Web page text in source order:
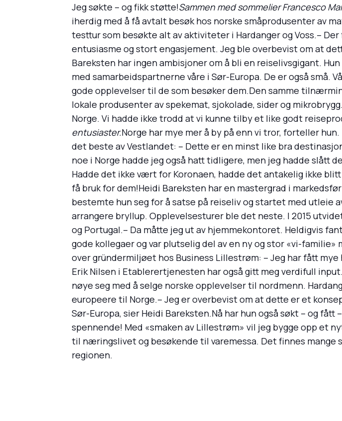
Jeg søkte – og fikk støtte!Sammen med sommelier Francesco
iherdig med å få avtalt besøk hos norske småprodusenter av
testtur som besøkte alt av aktiviteter i Hardanger og Voss.–
entusiasme og stort engasjement. Jeg ble overbevist om at
Bareksten har ingen ambisjoner om å bli en reiselivsgigant.
med samarbeidspartnerne våre i Sør-Europa. De er også små.
gode opplevelser til de som besøker dem.Den samme
lokale produsenter av spekemat, sjokolade, sider og
Norge. Vi hadde ikke trodd at vi kunne tilby et like godt
entusiaster.Norge har mye mer å by på enn vi tror, forteller
det beste av Vestlandet: – Dette er en minst like bra
noe i Norge hadde jeg også hatt tidligere, men jeg hadde slått
Hadde det ikke vært for Koronaen, hadde det antakelig ikke
få bruk for dem!Heidi Bareksten har en mastergrad i
bestemte hun seg for å satse på reiseliv og startet med utleie
arrangere bryllup. Opplevelsesturer ble det neste. I 2015
og Portugal.– Da måtte jeg ut av hjemmekontoret. Heldigvis
gode kollegaer og var plutselig del av en ny og stor «vi-
over gründermiljøet hos Business Lillestrøm: – Jeg har fått
Erik Nilsen i Etablerertjenesten har også gitt meg verdifull input.
nøye seg med å selge norske opplevelser til nordmenn.
europeere til Norge.– Jeg er overbevist om at dette er et
Sør-Europa, sier Heidi Bareksten.Nå har hun også søkt – og
spennende! Med «smaken av Lillestrøm» vil jeg bygge opp et
til næringslivet og besøkende til varemessa. Det finnes mange
regionen.